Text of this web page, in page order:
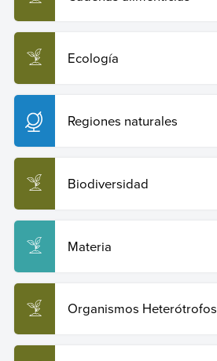
Copiar cita
Ecología
Regiones naturales
Biodiversidad
Materia
Organismos Heterótrofos